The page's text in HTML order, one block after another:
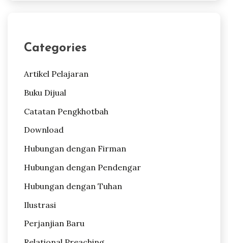
Categories
Artikel Pelajaran
Buku Dijual
Catatan Pengkhotbah
Download
Hubungan dengan Firman
Hubungan dengan Pendengar
Hubungan dengan Tuhan
Ilustrasi
Perjanjian Baru